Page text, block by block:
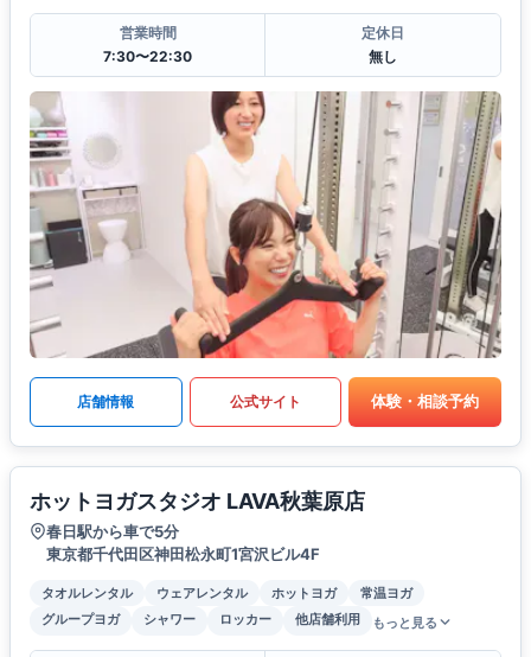
営業時間
7:30〜22:30
定休日
無し
店舗情報 公式サイト 体験・相談予約
ホットヨガスタジオ LAVA秋葉原店
春日駅から車で5分
東京都千代田区神田松永町1宮沢ビル4F
タオルレンタル ウェアレンタル ホットヨガ
常温ヨガ
グループヨガ
シャワー ロッカー 他店舗利用 もっと見る